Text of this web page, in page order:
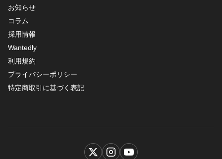
お知らせ
コラム
採用情報
Wantedly
利用規約
プライバシーポリシー
特定商取引に基づく表記